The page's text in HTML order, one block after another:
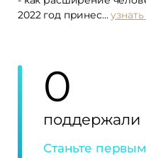
2022 год принес...
0
поддержали
Станьте